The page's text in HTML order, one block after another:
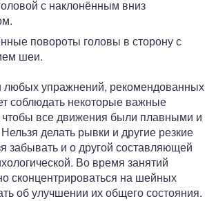
с наклонённым вниз
повороты головы в сторону с
шеи.
упражнений, рекомендованных
соблюдать некоторые важные
все движения были плавными и
делать рывки и другие резкие
забывать и о другой составляющей
Во время занятий
сконцентрироваться на шейных
об улучшении их общего состояния.